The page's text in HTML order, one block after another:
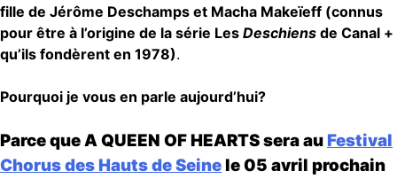
fille de Jérôme Deschamps et Macha Makeïeff (connus
pour être à l’origine de la série Les Deschiens de Canal +
qu’ils fondèrent en 1978).
Pourquoi je vous en parle aujourd’hui?
Parce que A QUEEN OF HEARTS sera au Festival
Chorus des Hauts de Seine le 05 avril prochain